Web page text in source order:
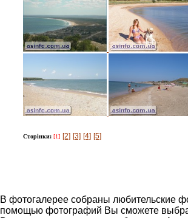
Сторінки: [1] [2] [3] [4] [5]
В фотогалерее собраны любительские
помощью фотографий Вы сможете